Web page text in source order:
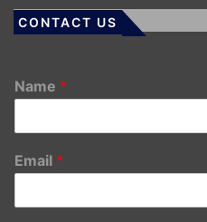
CONTACT US
Name *
Email *